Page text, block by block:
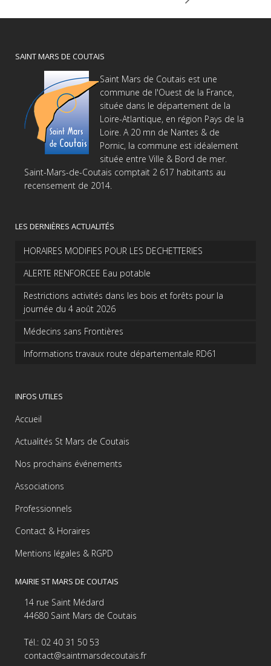
SAINT MARS DE COUTAIS
Saint Mars de Coutais est une
commune de l'Ouest de la France,
située dans le département de la
Loire-Atlantique, en région Pays de la
Loire. A 20 mn de Nantes & de
Pornic, la commune est idéalement
située entre Ville & Bord de mer.
Saint-Mars-de-Coutais comptait 2 617 habitants au
recensement de 2014.
LES DERNIÈRES ACTUALITÉS
HORAIRES MODIFIES POUR LES DECHETTERIES
ALERTE RENFORCEE Eau potable
Restrictions activités dans les bois et forêts pour la
journée du 4 août 2026
Médecins sans Frontières
Informations travaux route départementale RD61
INFOS UTILES
Accueil
Actualités St Mars de Coutais
Nos prochains événements
Associations
Professionnels
Contact & Horaires
Mentions légales & RGPD
MAIRIE ST MARS DE COUTAIS
14 rue Saint Médard
44680 Saint Mars de Coutais
Tél.: 02 40 31 50 53
contact@saintmarsdecoutais.fr